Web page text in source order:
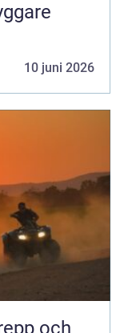
10 juni 2026
och